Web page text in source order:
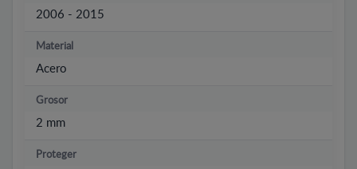
2006 - 2015
Material
Acero
Grosor
2 mm
Proteger